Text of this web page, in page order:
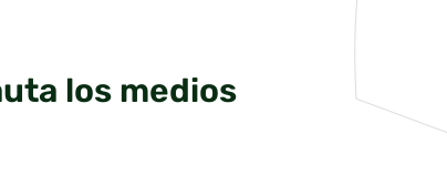
los medios